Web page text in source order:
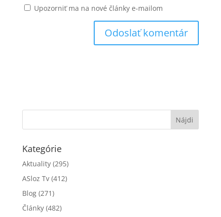
Upozorniť ma na nové články e-mailom
Kategórie
Aktuality(295)
ASloz Tv(412)
Blog(271)
Články(482)